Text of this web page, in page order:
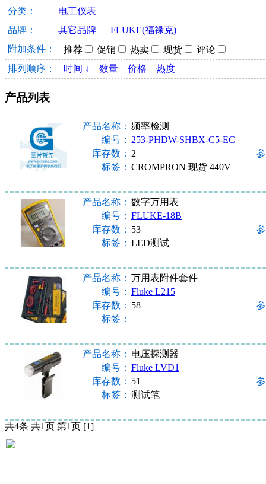
分类：
电工仪表
品牌：
其它品牌
FLUKE(福禄克)
附加条件：
推荐 促销 热卖 现货
评论
排列顺序：
时间 ↓ 数量 价格 热度
产品列表
产品名称： 频率检测
编号： 253-PHDW-SHBX-C5-EC
库存数： 2
标签： CROMPRON 现货 440V
产品名称： 数字万用表
编号： FLUKE-18B
库存数： 53
标签： LED测试
产品名称： 万用表附件套件
编号： Fluke L215
库存数： 58
标签：
产品名称： 电压探测器
编号： Fluke LVD1
库存数： 51
标签： 测试笔
共4条 共1页 第1页 [1]